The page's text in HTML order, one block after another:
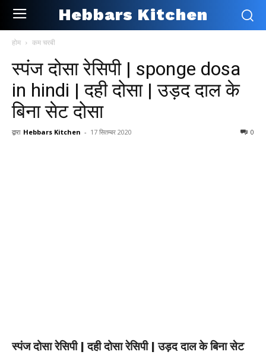
Hebbars Kitchen
होम कम चरबी
स्पंज दोसा रेसिपी | sponge dosa
in hindi | दही दोसा | उड़द दाल के
बिना सेट दोसा
द्वारा Hebbars Kitchen - 17 सितम्बर 2020 0
स्पंज दोसा रेसिपी | दही दोसा रेसिपी | उड़द दाल के बिना सेट